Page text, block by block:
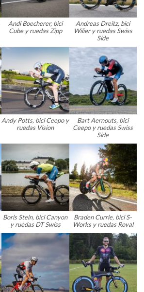
Andi Boecherer, bici
Cube y ruedas Zipp
Andreas Dreitz, bici
Wilier y ruedas Swiss
Side
Andy Potts, bici Ceepo y
ruedas Vision
Bart Aernouts, bici
Ceepo y ruedas Swiss
Side
Boris Stein, bici Canyon
y ruedas DT Swiss
Braden Currie, bici S-
Works y ruedas Roval